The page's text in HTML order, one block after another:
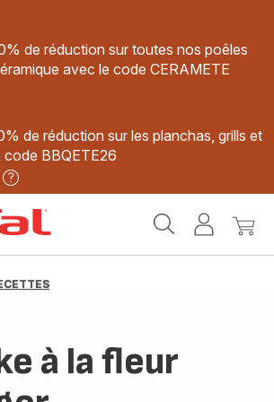
de réduction sur toutes nos poêles
avec le code CERAMETE
de réduction sur les planchas, grills et
BBQETE26
MonMon
à la fleur